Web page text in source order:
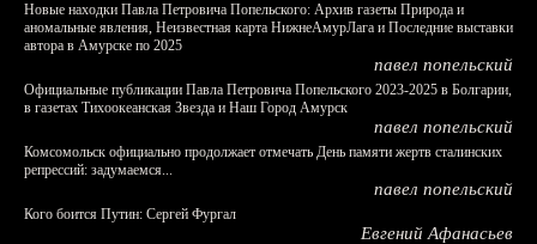
Новые находки Павла Петровича Попельского: Архив газеты Природа и
аномальные явления, Неизвестная карта НижнеАмурЛага и Последние выставки
автора в Амурске по 2025
павел попельский
Официальные публикации Павла Петровича Попельского 2023-2025 в Болгарии,
в газетах Тихоокеанская Звезда и Наш Город Амурск
павел попельский
Комсомольск официально продолжает отмечать День памяти жертв сталинских
репрессий: задумаемся...
павел попельский
Кого боится Путин: Сергей Фургал
Евгений Афанасьев